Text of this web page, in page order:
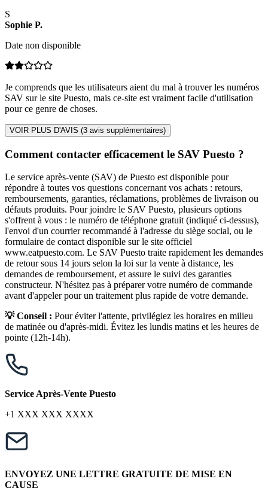
S
Sophie P.
Date non disponible
Je comprends que les utilisateurs aient du mal à trouver les numéros
SAV sur le site Puesto, mais ce-site est vraiment facile d'utilisation
pour ce genre de choses.
VOIR PLUS D'AVIS (3 avis supplémentaires)
Comment contacter efficacement le SAV Puesto ?
Le service après-vente (SAV) de Puesto est disponible pour
répondre à toutes vos questions concernant vos achats : retours,
remboursements, garanties, réclamations, problèmes de livraison ou
défauts produits. Pour joindre le SAV Puesto, plusieurs options
s'offrent à vous : le numéro de téléphone gratuit (indiqué ci-dessus),
l'envoi d'un courrier recommandé à l'adresse du siège social, ou le
formulaire de contact disponible sur le site officiel
www.eatpuesto.com. Le SAV Puesto traite rapidement les demandes
de retour sous 14 jours selon la loi sur la vente à distance, les
demandes de remboursement, et assure le suivi des garanties
constructeur. N'hésitez pas à préparer votre numéro de commande
avant d'appeler pour un traitement plus rapide de votre demande.
💡 Conseil : Pour éviter l'attente, privilégiez les horaires en milieu
de matinée ou d'après-midi. Évitez les lundis matins et les heures de
pointe (12h-14h).
Service Après-Vente Puesto
+1 XXX XXX XXXX
ENVOYEZ UNE LETTRE GRATUITE DE MISE EN
CAUSE